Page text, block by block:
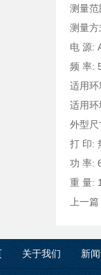
测量
测量
电 源:
频 率:
适用
适用
外型
打 印:
功 率:
重 量:
上一篇
关于我们 新